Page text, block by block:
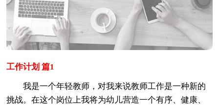
工作计划 篇1
我是一个年轻教师，对我来说教师工作是一种新的
挑战。在这个岗位上我将为幼儿营造一个有序、健康、